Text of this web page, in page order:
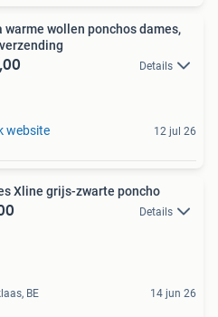
warme wollen ponchos dames,
Details
website 12 jul 26
Xline grijs-zwarte poncho
Details
BE 14 jun 26